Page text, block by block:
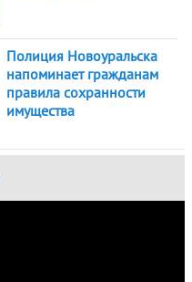
Полиция Новоуральска
напоминает гражданам
правила сохранности
имущества